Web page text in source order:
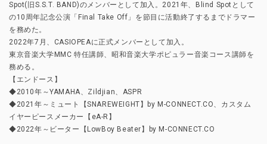
Spot(旧S.S.T. BAND)のメンバーとして加入。2021年、Blind Spotとして
の10周年記念公演「Final Take Off」を節目に活動終了するまでドラマー
を務めた。
2022年7月、CASIOPEAに正式メンバーとして加入。
東京音楽大学MMC 特任講師、昭和音楽大学ポピュラー音楽コース講師を
務める。
【エンドース】
◆2010年～YAMAHA、Zildjian、ASPR
◆2021年～ミュート【SNAREWEIGHT】by M-CONNECT.CO、カスタム
イヤーピースメーカー【eA-R】
◆2022年～ビーター【LowBoy Beater】by M-CONNECT.CO